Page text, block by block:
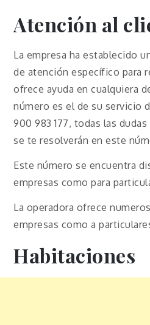
Atención al
La empresa ha establecido
de atención específico para
ofrece ayuda en cualquiera
número es el de su servicio
900 983 177, todas las
se te resolverán en este
Este número se encuentra
empresas como para
La operadora ofrece
empresas como a
Habitaciones